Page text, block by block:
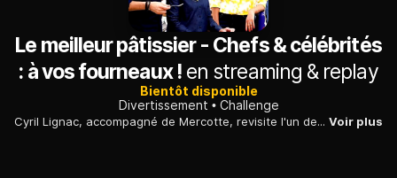
Le meilleur pâtissier - Chefs & célébrités
: à vos fourneaux !en streaming & replay
Bientôt disponible
Divertissement
Challenge
Cyril Lignac, accompagné de Mercotte, revisite l'un des desserts d'enfance préférés des Français : la tarte aux fraises. Voir plus